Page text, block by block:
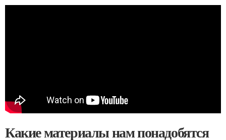
Какие материалы нам понадобятся